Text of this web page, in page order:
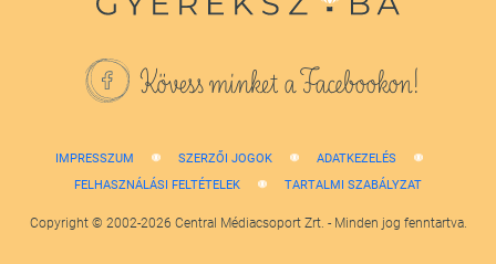
Kövess minket a Facebookon!
IMPRESSZUM SZERZŐI JOGOK
ADATKEZELÉS
FELHASZNÁLÁSI FELTÉTELEK
TARTALMI SZABÁLYZAT
Copyright © 2002-2026 Central Médiacsoport Zrt. - Minden jog fenntartva.